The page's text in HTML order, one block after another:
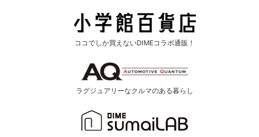
ココでしか買えないDIMEコラボ通販！
ラグジュアリーなクルマのある暮らし